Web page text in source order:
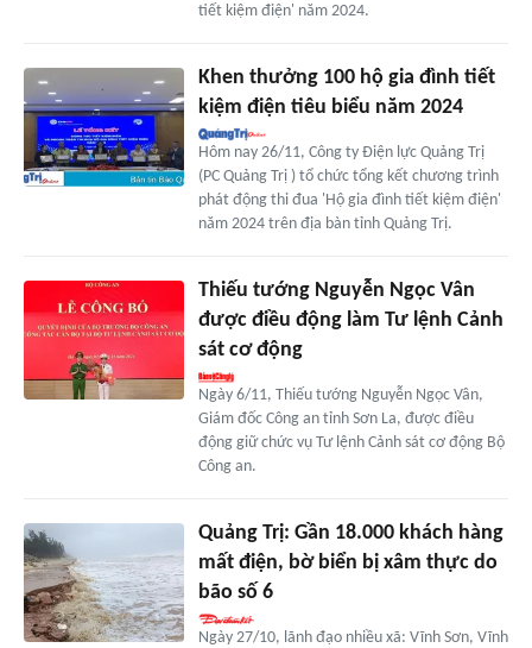
tiết kiệm điện' năm 2024.
Khen thưởng 100 hộ gia đình tiết
kiệm điện tiêu biểu năm 2024
Hôm nay 26/11, Công ty Điện lực Quảng Trị
(PC Quảng Trị ) tổ chức tổng kết chương trình
phát động thi đua 'Hộ gia đình tiết kiệm điện'
năm 2024 trên địa bàn tỉnh Quảng Trị.
Thiếu tướng Nguyễn Ngọc Vân
được điều động làm Tư lệnh Cảnh
sát cơ động
Ngày 6/11, Thiếu tướng Nguyễn Ngọc Vân,
Giám đốc Công an tỉnh Sơn La, được điều
động giữ chức vụ Tư lệnh Cảnh sát cơ động Bộ
Công an.
Quảng Trị: Gần 18.000 khách hàng
mất điện, bờ biển bị xâm thực do
bão số 6
Ngày 27/10, lãnh đạo nhiều xã: Vĩnh Sơn, Vĩnh